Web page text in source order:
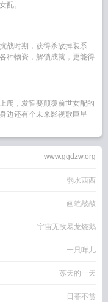
配。...
战时期，获得杀敌掉装系
种物资，解锁成就，更能得
爬，发誓要颠覆前世女配的
边还有个未来影视歌巨星
www.ggdzw.org
弱水西西
画笔敲敲
宇宙无敌暴龙烧鹅
一只咩儿
苏天的一天
日暮不赏